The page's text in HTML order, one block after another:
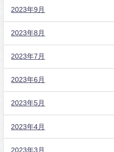
2023年9月
2023年8月
2023年7月
2023年6月
2023年5月
2023年4月
2023年3月